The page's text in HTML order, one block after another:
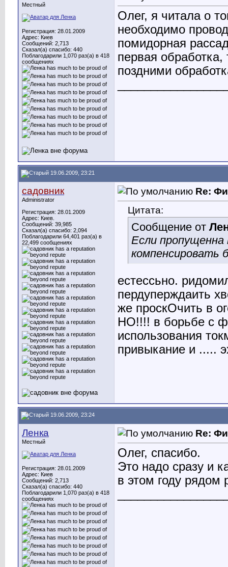
Местный
Регистрация: 28.01.2009
Адрес: Киев
Сообщений: 2,713
Сказал(а) спасибо: 440
Поблагодарили 1,070 раз(а) в 418
сообщениях
Олег, я читала о
необходимо
помидорная
первая
поздними
19.06.2009, 23:21
садовник
Administrator
Регистрация: 28.01.2009
Адрес: Киев.
Сообщений: 39,985
Сказал(а) спасибо: 2,094
Поблагодарили 64,401 раз(а) в
22,499 сообщениях
Re:
Цитата:
Сообщение от
Если
компенсировать
естессьно.
пердуперждаить
же проскОчить в
НО!!!! в борьбе с
использования
привыкание и .....
19.06.2009, 23:24
Ленка
Местный
Регистрация: 28.01.2009
Адрес: Киев
Сообщений: 2,713
Сказал(а) спасибо: 440
Поблагодарили 1,070 раз(а) в 418
сообщениях
Re:
Олег, спасибо.
Это надо сразу и
в этом году рядом